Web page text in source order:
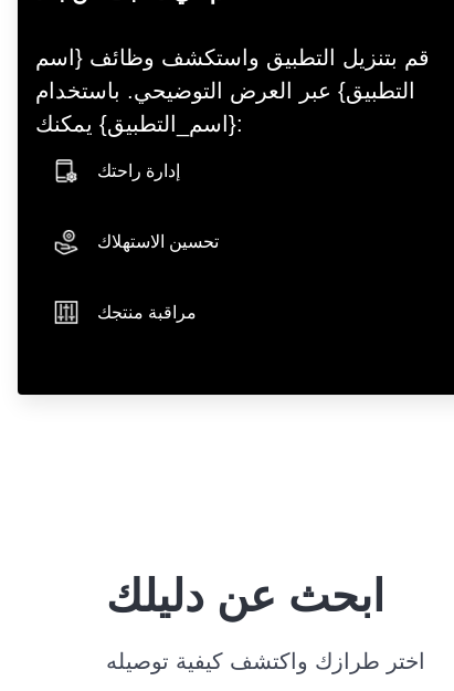
قم بتنزيل التطبيق واستكشف وظائف {اسم
التطبيق} عبر العرض التوضيحي. باستخدام
{اسم_التطبيق} يمكنك:
إدارة راحتك
تحسين الاستهلاك
مراقبة منتجك
ابحث عن دليلك
اختر طرازك واكتشف كيفية توصيله